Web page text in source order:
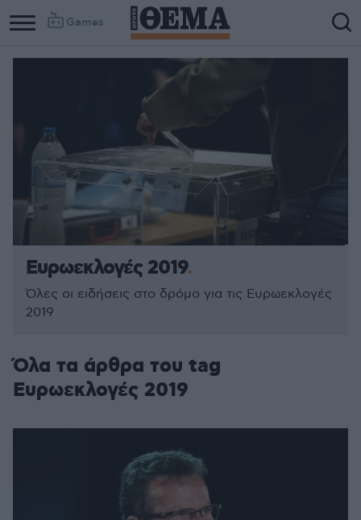
Games
Ευρωεκλογές 2019
Όλες οι ειδήσεις στο δρόμο για τις Ευρωεκλογές
2019
Όλα τα άρθρα του tag
Ευρωεκλογές 2019